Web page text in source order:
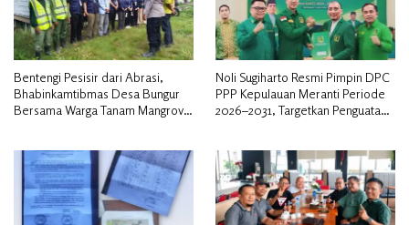
Bentengi Pesisir dari Abrasi,
Bhabinkamtibmas Desa Bungur
Bersama Warga Tanam Mangrove
Noli Sugiharto Resmi Pimpin DPC
PPP Kepulauan Meranti Periode
2026–2031, Targetkan Penguatan